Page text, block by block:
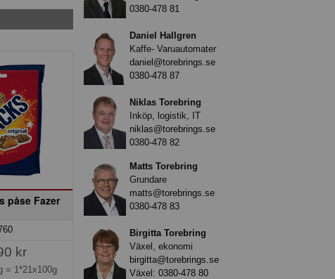
påse Fazer
kr
= 1*21x100g
0380-478 81
Daniel Hallgren
Kaffe- Varuautomater
daniel@torebrings.se
0380-478 87
Niklas Torebring
Inköp, logistik, IT
niklas@torebrings.se
0380-478 82
Matts Torebring
Grundare
matts@torebrings.se
0380-478 83
Birgitta Torebring
Växel, ekonomi
birgitta@torebrings.se
Växel: 0380-478 80